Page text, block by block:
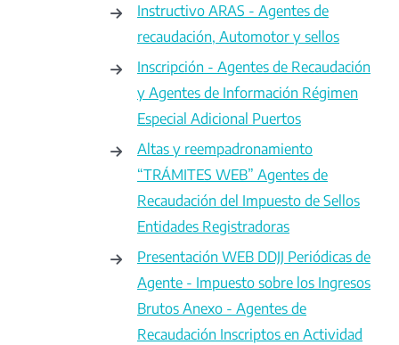
Instructivo ARAS - Agentes de
recaudación, Automotor y sellos
Inscripción - Agentes de Recaudación
y Agentes de Información Régimen
Especial Adicional Puertos
Altas y reempadronamiento
“TRÁMITES WEB” Agentes de
Recaudación del Impuesto de Sellos
Entidades Registradoras
Presentación WEB DDJJ Periódicas de
Agente - Impuesto sobre los Ingresos
Brutos Anexo - Agentes de
Recaudación Inscriptos en Actividad